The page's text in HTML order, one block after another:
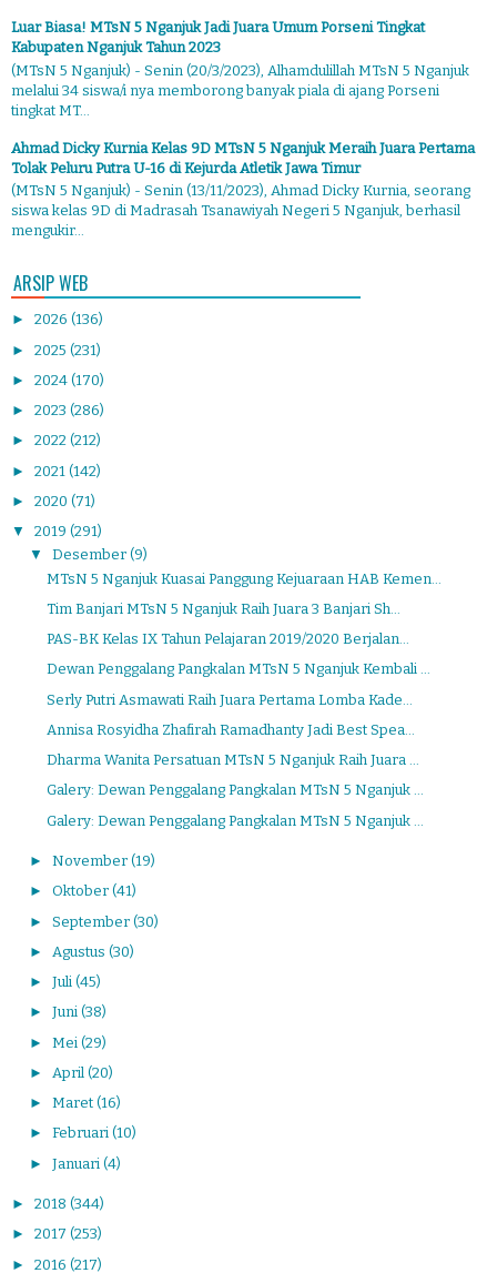
Luar Biasa! MTsN 5 Nganjuk Jadi Juara Umum Porseni Tingkat
Kabupaten Nganjuk Tahun 2023
(MTsN 5 Nganjuk) - Senin (20/3/2023), Alhamdulillah MTsN 5 Nganjuk
melalui 34 siswa/i nya memborong banyak piala di ajang Porseni
tingkat MT...
Ahmad Dicky Kurnia Kelas 9D MTsN 5 Nganjuk Meraih Juara Pertama
Tolak Peluru Putra U-16 di Kejurda Atletik Jawa Timur
(MTsN 5 Nganjuk) - Senin (13/11/2023), Ahmad Dicky Kurnia, seorang
siswa kelas 9D di Madrasah Tsanawiyah Negeri 5 Nganjuk, berhasil
mengukir...
ARSIP WEB
► 2026 (136)
► 2025 (231)
► 2024 (170)
► 2023 (286)
► 2022 (212)
► 2021 (142)
► 2020 (71)
▼ 2019 (291)
▼ Desember (9)
MTsN 5 Nganjuk Kuasai Panggung Kejuaraan HAB Kemen...
Tim Banjari MTsN 5 Nganjuk Raih Juara 3 Banjari Sh...
PAS-BK Kelas IX Tahun Pelajaran 2019/2020 Berjalan...
Dewan Penggalang Pangkalan MTsN 5 Nganjuk Kembali ...
Serly Putri Asmawati Raih Juara Pertama Lomba Kade...
Annisa Rosyidha Zhafirah Ramadhanty Jadi Best Spea...
Dharma Wanita Persatuan MTsN 5 Nganjuk Raih Juara ...
Galery: Dewan Penggalang Pangkalan MTsN 5 Nganjuk ...
Galery: Dewan Penggalang Pangkalan MTsN 5 Nganjuk ...
► November (19)
► Oktober (41)
► September (30)
► Agustus (30)
► Juli (45)
► Juni (38)
► Mei (29)
► April (20)
► Maret (16)
► Februari (10)
► Januari (4)
► 2018 (344)
► 2017 (253)
► 2016 (217)